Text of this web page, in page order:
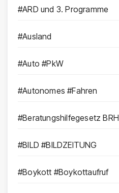
#ARD und 3. Programme
#Ausland
#Auto #PkW
#Autonomes #Fahren
#Beratungshilfegesetz BRH
#BILD #BILDZEITUNG
#Boykott #Boykottaufruf